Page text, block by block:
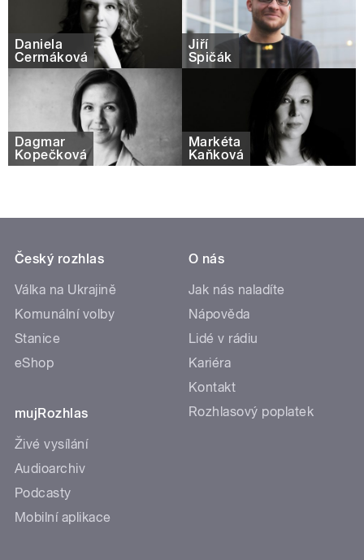
Daniela
Čermáková
Jiří
Špičák
Dagmar
Kopečková
Markéta
Kaňková
Český rozhlas
Válka na Ukrajině
Komunální volby
Stanice
eShop
mujRozhlas
Živé vysílání
Audioarchiv
Podcasty
Mobilní aplikace
O nás
Jak nás naladíte
Nápověda
Lidé v rádiu
Kariéra
Kontakt
Rozhlasový poplatek